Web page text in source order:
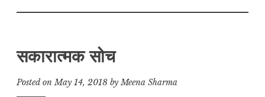
सकारात्मक सोच
Posted onMay 14, 2018 byMeena Sharma